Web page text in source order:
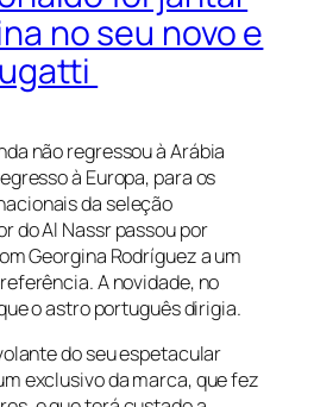
no seu novo e
não regressou à Arábia
à Europa, para os
da seleção
do Al Nassr passou por
Georgina Rodríguez a um
A novidade, no
o astro português dirigia.
do seu espetacular
exclusivo da marca, que fez